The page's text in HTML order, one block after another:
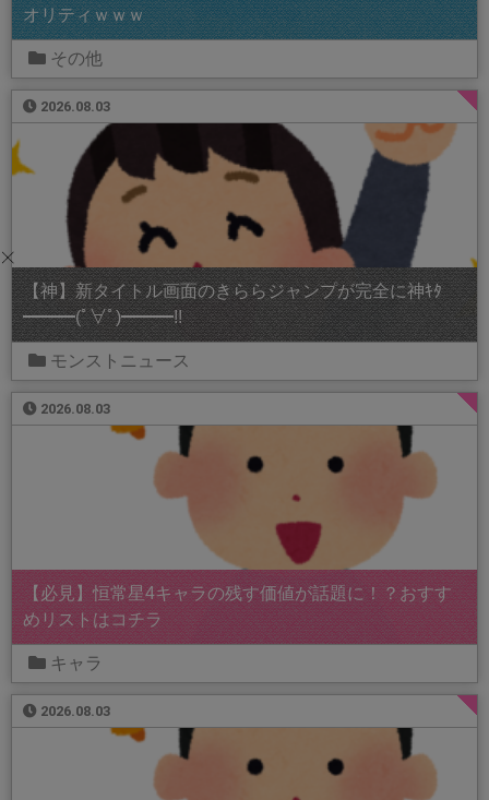
オリティｗｗｗ
その他
2026.08.03
【神】新タイトル画面のきららジャンプが完全に神ｷﾀ
━━━(ﾟ∀ﾟ)━━━!!
モンストニュース
2026.08.03
【必見】恒常星4キャラの残す価値が話題に！？おすす
めリストはコチラ
キャラ
2026.08.03